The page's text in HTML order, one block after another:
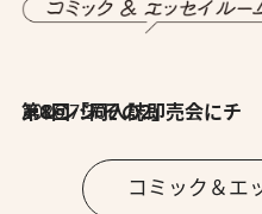
2026.7.30
第8回「同人誌即売会にチャレンジ その2」
コミック＆エ